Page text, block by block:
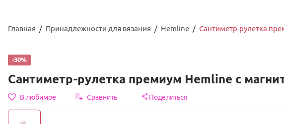
Главная / Принадлежности для вязания / Hemline / Сантиметр-рулетка
-30%
Сантиметр-рулетка премиум Hemline с
В любимое Сравнить Поделиться